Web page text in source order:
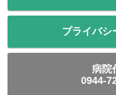
プライバシ
病院
0944-